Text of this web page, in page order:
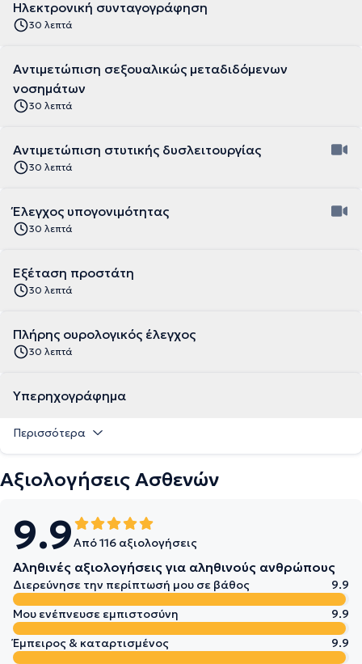
Ηλεκτρονική συνταγογράφηση
30 λεπτά
Αντιμετώπιση σεξουαλικώς μεταδιδόμενων
νοσημάτων
30 λεπτά
Αντιμετώπιση στυτικής δυσλειτουργίας
30 λεπτά
Έλεγχος υπογονιμότητας
30 λεπτά
Εξέταση προστάτη
30 λεπτά
Πλήρης ουρολογικός έλεγχος
30 λεπτά
Υπερηχογράφημα
Περισσότερα
Αξιολογήσεις Ασθενών
9.9Από 116 αξιολογήσεις
Αληθινές αξιολογήσεις για αληθινούς ανθρώπους
Διερεύνησε την περίπτωσή μου σε βάθος
9.9
Μου ενέπνευσε εμπιστοσύνη
9.9
Έμπειρος & καταρτισμένος
9.9